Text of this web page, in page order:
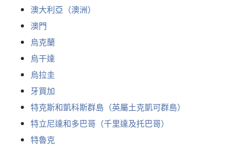
澳大利亞（澳洲）
澳門
烏克蘭
烏干達
烏拉圭
牙買加
特克斯和凱科斯群島（英屬土克凱可群島）
特立尼達和多巴哥（千里達及托巴哥）
特魯克